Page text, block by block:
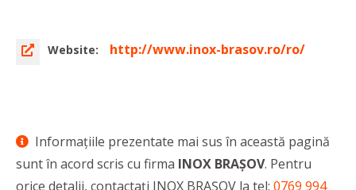
Website: http://www.inox-brasov.ro/ro/
Informaţiile prezentate mai sus în această pagină
sunt în acord scris cu firma INOX BRAȘOV. Pentru
orice detalii, contactaţi INOX BRAȘOV la tel: 0769 994